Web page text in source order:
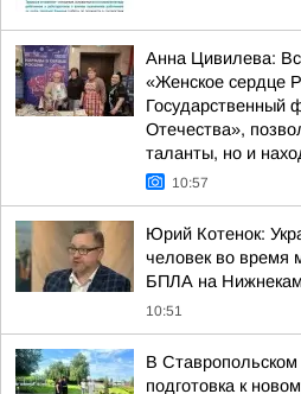
Анна Цивилева:
«Женское сердце
Государственный
Отечества»,
таланты, но и
10:57
Юрий Котенок:
человек во время
БПЛА на
10:51
В
подготовка к